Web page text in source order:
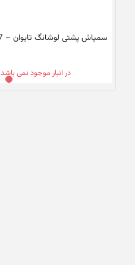
سمپاش پشتی لوشانگ تایوان – LS937
در انبار موجود نمی باشد